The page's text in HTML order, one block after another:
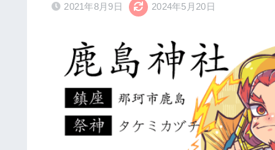
2021年8月9日 2024年5月20日